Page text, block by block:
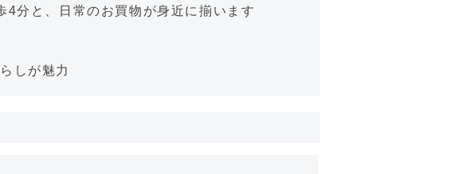
分と、日常のお買物が身近に揃います
しが魅力